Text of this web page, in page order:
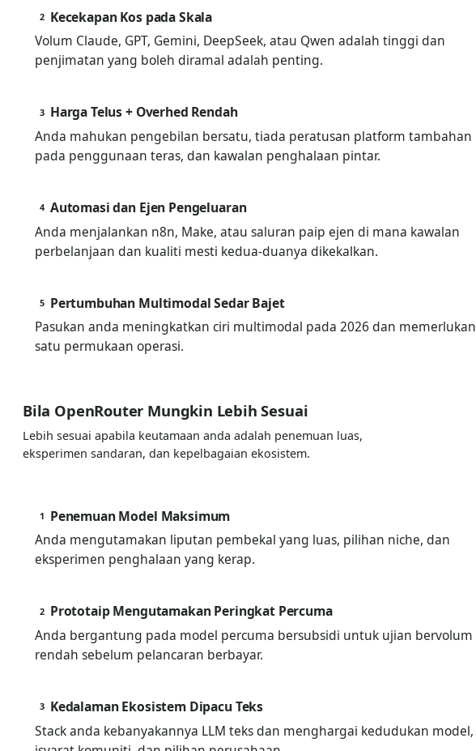
2 Kecekapan Kos pada Skala
Volum Claude, GPT, Gemini, DeepSeek, atau Qwen adalah tinggi dan
penjimatan yang boleh diramal adalah penting.
3 Harga Telus + Overhed Rendah
Anda mahukan pengebilan bersatu, tiada peratusan platform tambahan
pada penggunaan teras, dan kawalan penghalaan pintar.
4 Automasi dan Ejen Pengeluaran
Anda menjalankan n8n, Make, atau saluran paip ejen di mana kawalan
perbelanjaan dan kualiti mesti kedua-duanya dikekalkan.
5 Pertumbuhan Multimodal Sedar Bajet
Pasukan anda meningkatkan ciri multimodal pada 2026 dan memerlukan
satu permukaan operasi.
Bila OpenRouter Mungkin Lebih Sesuai
Lebih sesuai apabila keutamaan anda adalah penemuan luas,
eksperimen sandaran, dan kepelbagaian ekosistem.
1 Penemuan Model Maksimum
Anda mengutamakan liputan pembekal yang luas, pilihan niche, dan
eksperimen penghalaan yang kerap.
2 Prototaip Mengutamakan Peringkat Percuma
Anda bergantung pada model percuma bersubsidi untuk ujian bervolum
rendah sebelum pelancaran berbayar.
3 Kedalaman Ekosistem Dipacu Teks
Stack anda kebanyakannya LLM teks dan menghargai kedudukan model,